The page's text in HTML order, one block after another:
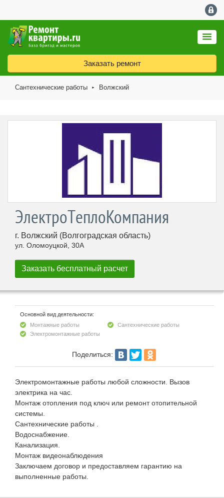
Заказать ремонт
Сантехнические работы ► Волжский
ЭлектроТеплоКомпания
г. Волжский (Волгоградская область)
ул. Оломоуцкой, 30А
Основной вид деятельности:
Монтажные работы
Сантехнические работы
Электромонтажные работы
Поделиться:
Электромонтажные работы любой сложности. Вызов
электрика на час.
Монтаж отопления под ключ или ремонт отопительной
системы.
Сантехнические работы .
Водоснабжение.
Канализация.
Монтаж видеонаблюдения
Заключаем договор и предоставляем гарантию на
выполненные работы.